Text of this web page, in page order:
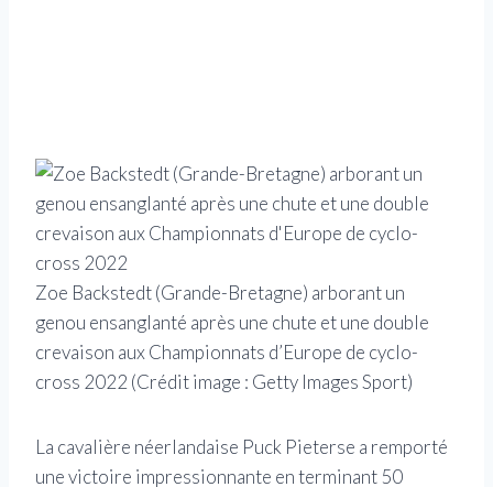
Zoe Backstedt (Grande-Bretagne) arborant un
genou ensanglanté après une chute et une double
crevaison aux Championnats d’Europe de cyclo-
cross 2022 (Crédit image : Getty Images Sport)
La cavalière néerlandaise Puck Pieterse a remporté
une victoire impressionnante en terminant 50